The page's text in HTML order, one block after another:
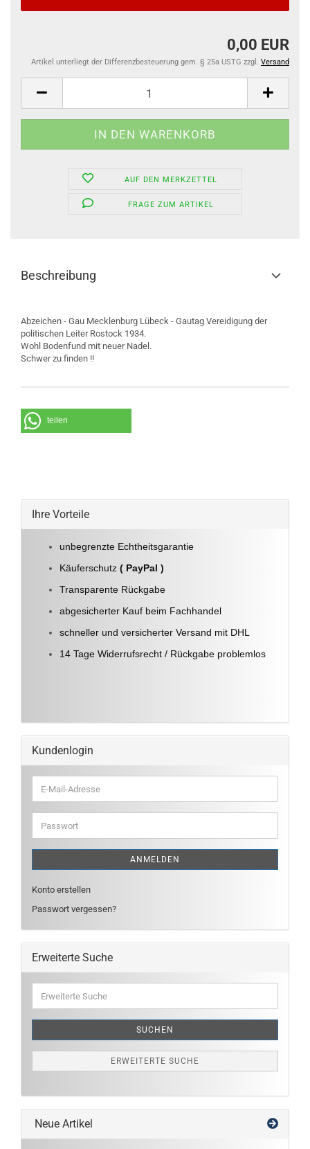
0,00 EUR
Artikel unterliegt der Differenzbesteuerung gem. § 25a USTG zzgl. Versand
AUF DEN MERKZETTEL
FRAGE ZUM ARTIKEL
Beschreibung
Abzeichen - Gau Mecklenburg Lübeck - Gautag Vereidigung der
politischen Leiter Rostock 1934.
Wohl Bodenfund mit neuer Nadel.
Schwer zu finden !!
teilen
Ihre Vorteile
unbegrenzte Echtheitsgarantie
Käuferschutz ( PayPal )
Transparente Rückgabe
abgesicherter Kauf beim Fachhandel
schneller und versicherter Versand mit DHL
14 Tage Widerrufsrecht / Rückgabe problemlos
Kundenlogin
E-
Mail-
Adresse
Passwort
ANMELDEN
Konto erstellen
Passwort vergessen?
Erweiterte Suche
Suche
SUCHEN
ERWEITERTE SUCHE
Neue Artikel